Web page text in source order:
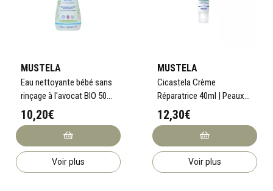
MUSTELA
Eau nettoyante bébé sans
rinçage à l'avocat BIO 500
ml
10,20€
Voir plus
MUSTELA
Cicastela Crème
Réparatrice 40ml | Peaux
irritées
12,30€
Voir plus